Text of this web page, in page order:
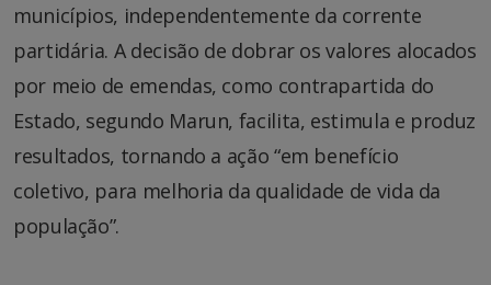
municípios, independentemente da corrente
partidária. A decisão de dobrar os valores alocados
por meio de emendas, como contrapartida do
Estado, segundo Marun, facilita, estimula e produz
resultados, tornando a ação “em benefício
coletivo, para melhoria da qualidade de vida da
população”.